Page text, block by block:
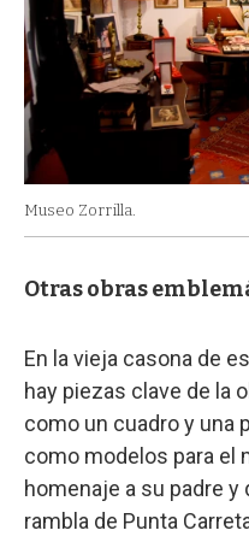
Museo Zorrilla.
Otras obras
En la vieja casona de
hay piezas clave de la
como un cuadro y una
como modelos para el
homenaje a su padre
rambla de Punta